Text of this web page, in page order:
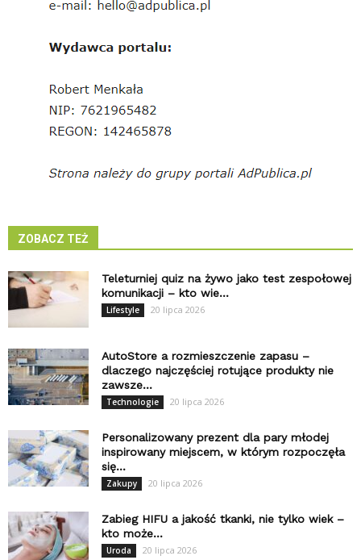
ZOBACZ TEŻ
Teleturniej quiz na żywo jako test zespołowej
komunikacji – kto wie...
Lifestyle 20 lipca 2026
AutoStore a rozmieszczenie zapasu –
dlaczego najczęściej rotujące produkty nie
zawsze...
Technologie 20 lipca 2026
Personalizowany prezent dla pary młodej
inspirowany miejscem, w którym rozpoczęła
się...
Zakupy 20 lipca 2026
Zabieg HIFU a jakość tkanki, nie tylko wiek –
kto może...
Uroda 20 lipca 2026